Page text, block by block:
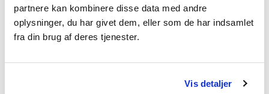
partnere kan kombinere disse data med andre
oplysninger, du har givet dem, eller som de har indsamlet
fra din brug af deres tjenester.
Vis detaljer
vores professions legitimitet, kvalitet og
udvikling. Jeg ønsker at bidrage til at styrke
arbejdspladser om brugen af terapi til trivsel og